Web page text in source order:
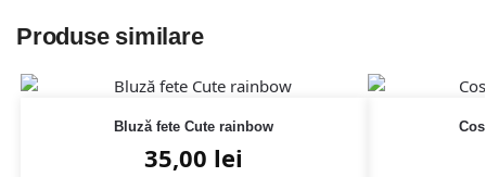
Produse similare
Bluză fete Cute rainbow
35,00 lei